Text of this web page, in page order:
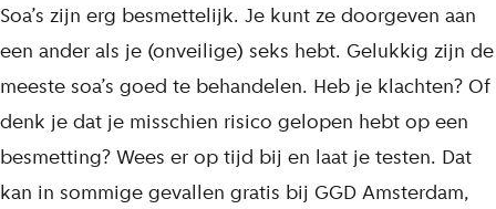
Soa’s zijn erg besmettelijk. Je kunt ze doorgeven aan
een ander als je (onveilige) seks hebt. Gelukkig zijn de
meeste soa’s goed te behandelen. Heb je klachten? Of
denk je dat je misschien risico gelopen hebt op een
besmetting? Wees er op tijd bij en laat je testen. Dat
kan in sommige gevallen gratis bij GGD Amsterdam,